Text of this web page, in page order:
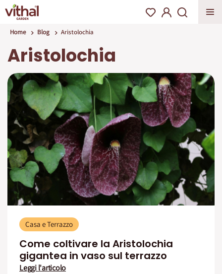
Home Blog Aristolochia
Aristolochia
Casa e Terrazzo
Come coltivare la Aristolochia
gigantea in vaso sul terrazzo
Leggi l'articolo